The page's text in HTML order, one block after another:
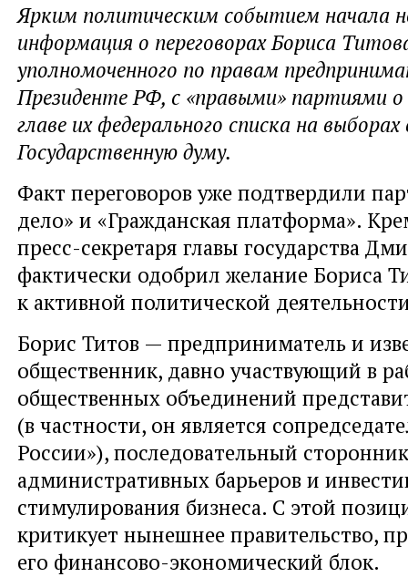
Ярким политическим событием начала
информация о переговорах Бориса
уполномоченного по правам
Президенте РФ, с «правыми» партиями
главе их федерального списка на выборах
Государственную думу.
Факт переговоров уже подтвердили
дело» и «Гражданская платформа».
пресс-секретаря главы государства
фактически одобрил желание Бориса
к активной политической
Борис Титов — предприниматель и
общественник, давно участвующий в
общественных объединений
(в частности, он является
России»), последовательный
административных барьеров и
стимулирования бизнеса. С этой
критикует нынешнее правительство,
его финансово-экономический блок.